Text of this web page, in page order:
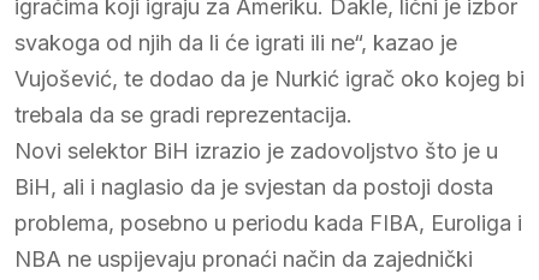
igračima koji igraju za Ameriku. Dakle, lični je izbor
svakoga od njih da li će igrati ili ne“, kazao je
Vujošević, te dodao da je Nurkić igrač oko kojeg bi
trebala da se gradi reprezentacija.
Novi selektor BiH izrazio je zadovoljstvo što je u
BiH, ali i naglasio da je svjestan da postoji dosta
problema, posebno u periodu kada FIBA, Euroliga i
NBA ne uspijevaju pronaći način da zajednički